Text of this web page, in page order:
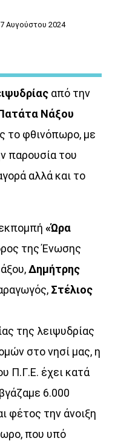
με τον Aegean
ακροατές από νησί σε
από νησιώτικα
με βιολί, λαούτο,
σε …«Μια θάλασσα
του Aegean Voice
Αυγούστου 2024
από την
Νάξου
το φθινόπωρο, με
παρουσία του
αλλά και το
εκπομπή«Ώρα
της Ένωσης
Δημήτρης
Στέλιος
της λειψυδρίας
στο νησί μας, η
Π.Γ.Ε. έχει κατά
6.000
φέτος την άνοιξη
που υπό